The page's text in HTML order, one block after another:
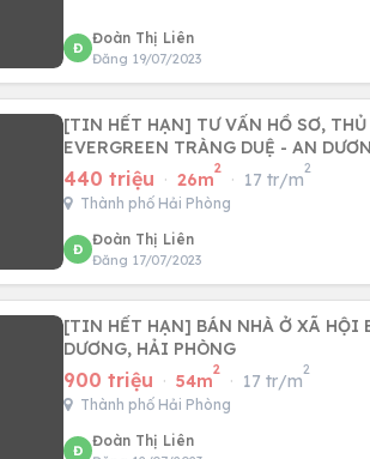
Đ
Đoàn Thị Liên
Đăng 19/07/2023
[TIN HẾT HẠN] TƯ VẤN HỒ SƠ,
EVERGREEN TRÀNG DUỆ - AN
440 triệu · 26m
2
· 17 tr/m
2
Thành phố Hải Phòng
Đ
Đoàn Thị Liên
Đăng 17/07/2023
[TIN HẾT HẠN] BÁN NHÀ Ở XÃ HỘI
DƯƠNG, HẢI PHÒNG
900 triệu · 54m
2
· 17 tr/m
2
Thành phố Hải Phòng
Đ
Đoàn Thị Liên